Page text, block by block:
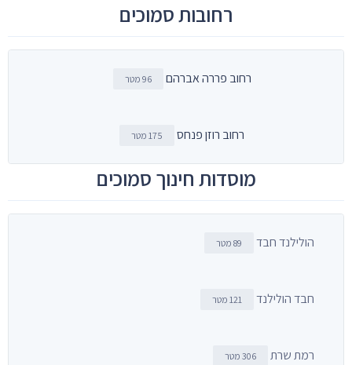
רחובות סמוכים
רחוב פררה אברהם 96 מטר
רחוב רוזן פנחס 175 מטר
מוסדות חינוך סמוכים
הולילנד חבד 89 מטר
חבד הולילנד 121 מטר
רמת שרת 306 מטר